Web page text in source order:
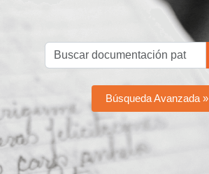
Búsqueda Avanzada »